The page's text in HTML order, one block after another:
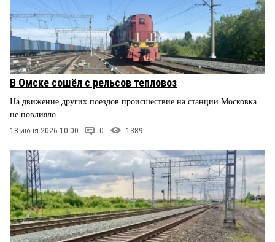
В Омске сошёл с рельсов тепловоз
На движение других поездов происшествие на станции Московка
не повлияло
18 июня 2026 10:00 0 1389